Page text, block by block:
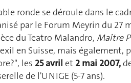
ronde se déroule dans le
par le Forum Meyrin du 27
du Teatro Malandro, Maître
en Suisse, mais également,
les 25 avril et 2 mai 2007,
de l'UNIGE (5-7 ans).